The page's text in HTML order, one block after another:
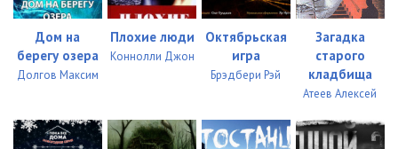
Дом на
берегу озера
Долгов Максим
Плохие люди
Коннолли Джон
Октябрьская
игра
Брэдбери Рэй
Загадка
старого
кладбища
Атеев Алексей